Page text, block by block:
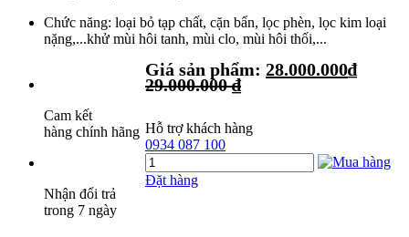
Chức năng: loại bỏ tạp chất, cặn bẩn, lọc phèn, lọc kim loại
nặng,...khử mùi hôi tanh, mùi clo, mùi hôi thối,...
Cam kết
hàng chính hãng
Nhận đổi trả
trong 7 ngày
Giá sản phẩm: 28.000.000₫
29.000.000₫
Hỗ trợ khách hàng
0934 087 100
Đặt hàng